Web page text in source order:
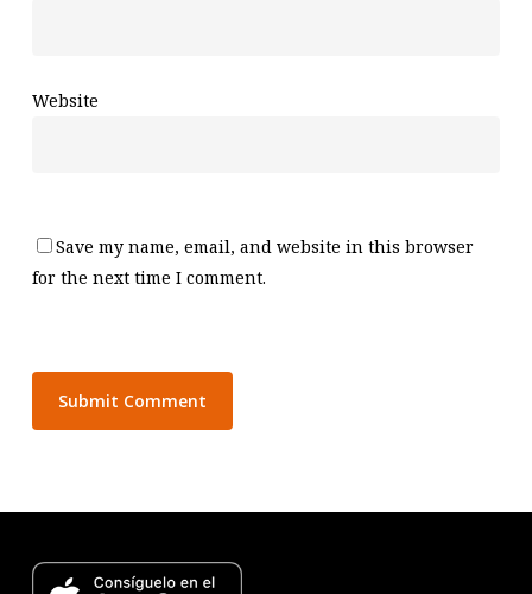
Website
Save my name, email, and website in this browser
for the next time I comment.